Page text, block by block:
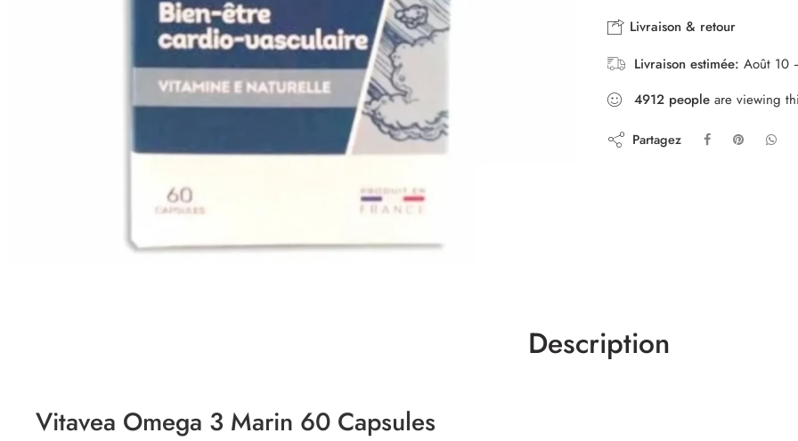
Livraison & retour
Livraison estimée: Août 10
4912 people are viewing
Partagez
Description
Vitavea Omega 3 Marin 60 Capsules